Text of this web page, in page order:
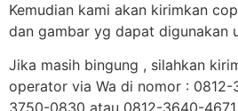
Kemudian kami akan kirimkan
dan gambar yg dapat digunakan
Jika masih bingung , silahkan
operator via Wa di nomor :